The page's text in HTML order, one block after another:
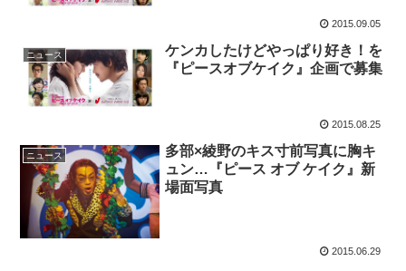
2015.09.05
ニュース
ケンカしたけどやっぱり好き！を
『ピースオブケイク』企画で募集
2015.08.25
ニュース
多部×綾野のキス寸前写真に胸キ
ュン…『ピース オブ ケイク』新
場面写真
2015.06.29